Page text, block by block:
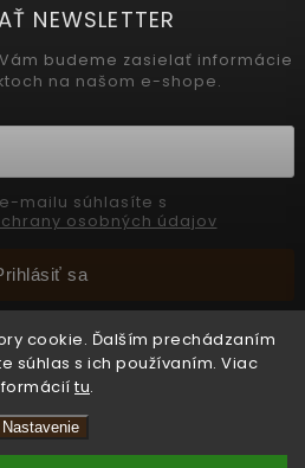
cookie. Ďalším prechádzaním
súhlas s ich používaním. Viac
tu.
Nastavenie
NEWSLETTER
budeme zasielať informácie
na našom e-shope.
osobných údajov
sa
SK. Všetky práva vyhradené.
Shoptet